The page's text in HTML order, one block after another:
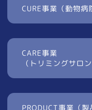
CURE事業（動物病
CARE事業
（トリミングサロ
PRODUCT事業（製